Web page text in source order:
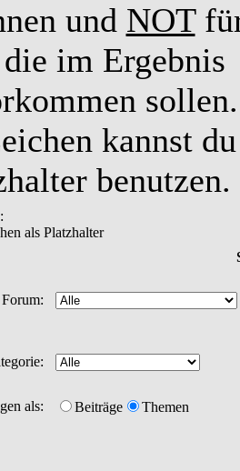
und NOT
im Ergebnis
sollen.
kannst du
benutzen.
als Platzhalter
Forum:
als: Beiträge Themen